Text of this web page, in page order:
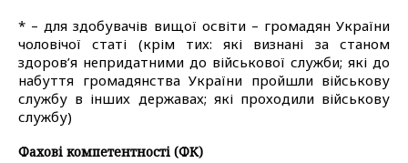
* – для здобувачів вищої освіти – громадян України
чоловічої статі (крім тих: які визнані за станом
здоров’я непридатними до військової служби; які до
набуття громадянства України пройшли військову
службу в інших державах; які проходили військову
службу)
Фахові компетентності (ФК)